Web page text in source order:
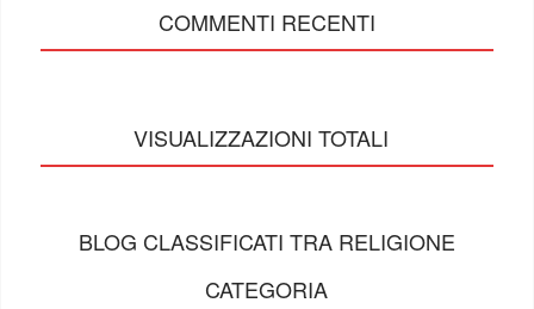
COMMENTI RECENTI
VISUALIZZAZIONI TOTALI
BLOG CLASSIFICATI TRA RELIGIONE
CATEGORIA